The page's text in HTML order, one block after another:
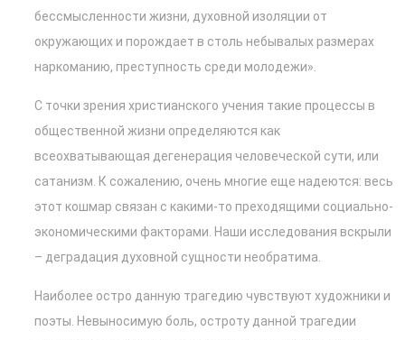
бессмысленности жизни, духовной изоляции от
окружающих и порождает в столь небывалых размерах
наркоманию, преступность среди молодежи».
С точки зрения христианского учения такие процессы в
общественной жизни определяются как
всеохватывающая дегенерация человеческой сути, или
сатанизм. К сожалению, очень многие еще надеются: весь
этот кошмар связан с какими-то преходящими социально-
экономическими факторами. Наши исследования вскрыли
– деградация духовной сущности необратима.
Наиболее остро данную трагедию чувствуют художники и
поэты. Невыносимую боль, остроту данной трагедии